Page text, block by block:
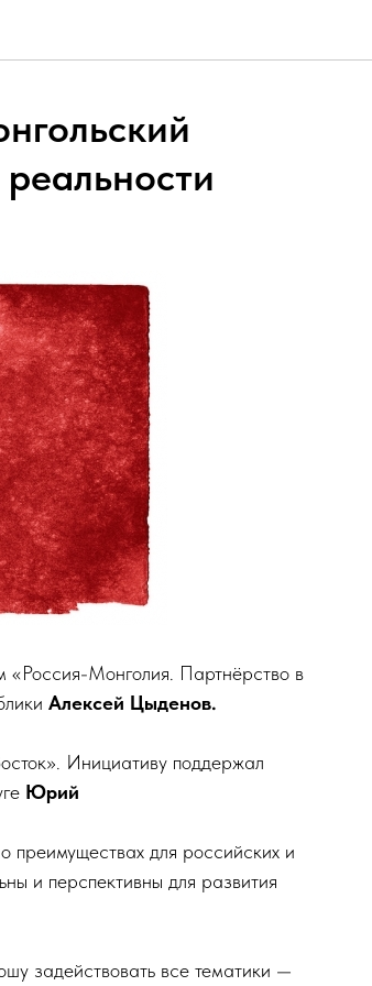
«Россия-Монголия. Партнёрство в
Алексей Цыденов.
Инициативу поддержал
Юрий
преимуществах для российских и
и перспективны для развития
задействовать все тематики —